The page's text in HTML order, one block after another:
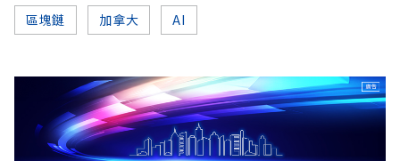
區塊鏈 加拿大 AI